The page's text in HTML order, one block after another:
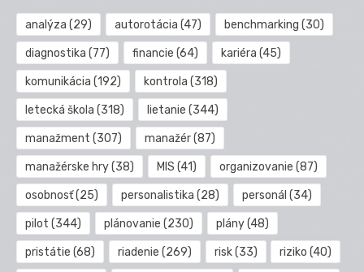
analýza (29) autorotácia (47) benchmarking (30)
diagnostika (77) financie (64) kariéra (45)
komunikácia (192) kontrola (318)
letecká škola (318) lietanie (344)
manažment (307) manažér(87)
manažérske hry(38) MIS (41) organizovanie (87)
osobnosť(25) personalistika (28) personál (34)
pilot (344) plánovanie (230) plány(48)
pristátie (68) riadenie (269) risk(33) riziko (40)